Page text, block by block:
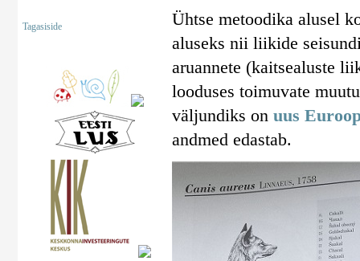
Tagasiside
Ühtse metoodika alusel
aluseks nii liikide
aruannete (kaitsealuste
looduses toimuvate
väljundiks on uus
andmed edastab.